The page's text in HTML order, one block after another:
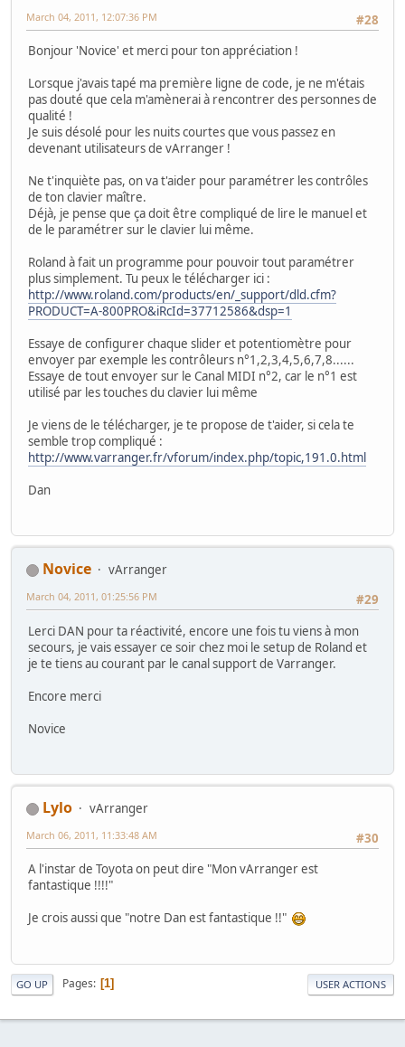
#28
March 04, 2011, 12:07:36 PM
Bonjour 'Novice' et merci pour ton appréciation !
Lorsque j'avais tapé ma première ligne de code, je ne m'étais
pas douté que cela m'amènerai à rencontrer des personnes de
qualité !
Je suis désolé pour les nuits courtes que vous passez en
devenant utilisateurs de vArranger !
Ne t'inquiète pas, on va t'aider pour paramétrer les contrôles
de ton clavier maître.
Déjà, je pense que ça doit être compliqué de lire le manuel et
de le paramétrer sur le clavier lui même.
Roland à fait un programme pour pouvoir tout paramétrer
plus simplement. Tu peux le télécharger ici :
http://www.roland.com/products/en/_support/dld.cfm?
PRODUCT=A-800PRO&iRcId=37712586&dsp=1
Essaye de configurer chaque slider et potentiomètre pour
envoyer par exemple les contrôleurs n°1,2,3,4,5,6,7,8......
Essaye de tout envoyer sur le Canal MIDI n°2, car le n°1 est
utilisé par les touches du clavier lui même
Je viens de le télécharger, je te propose de t'aider, si cela te
semble trop compliqué :
http://www.varranger.fr/vforum/index.php/topic,191.0.html
Dan
Novice
vArranger
#29
March 04, 2011, 01:25:56 PM
Lerci DAN pour ta réactivité, encore une fois tu viens à mon
secours, je vais essayer ce soir chez moi le setup de Roland et
je te tiens au courant par le canal support de Varranger.
Encore merci
Novice
Lylo
vArranger
#30
March 06, 2011, 11:33:48 AM
A l'instar de Toyota on peut dire "Mon vArranger est
fantastique !!!!"
Je crois aussi que "notre Dan est fantastique !!"
GO UP Pages 1 USER ACTIONS